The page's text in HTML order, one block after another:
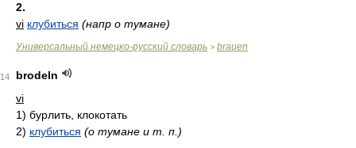
2.
vi клубиться (напр о тумане)
Универсальный немецко-русский словарь > brauen
14
brodeln
vi
1) бурлить, клокотать
2) клубиться (о тумане и т. п.)